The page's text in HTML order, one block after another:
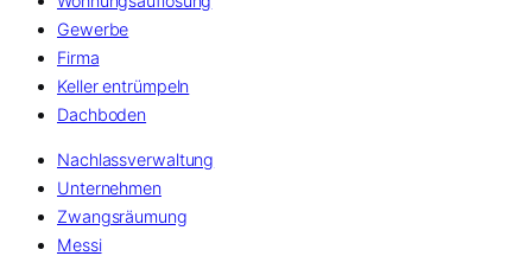
Gewerbe
Firma
Keller entrümpeln
Dachboden
Nachlassverwaltung
Unternehmen
Zwangsräumung
Messi